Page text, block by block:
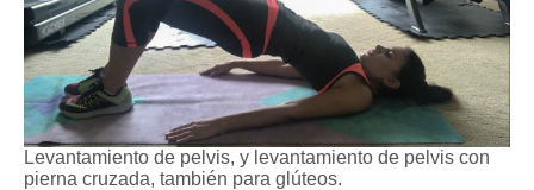
Levantamiento de pelvis, y levantamiento de pelvis con
pierna cruzada, también para glúteos.